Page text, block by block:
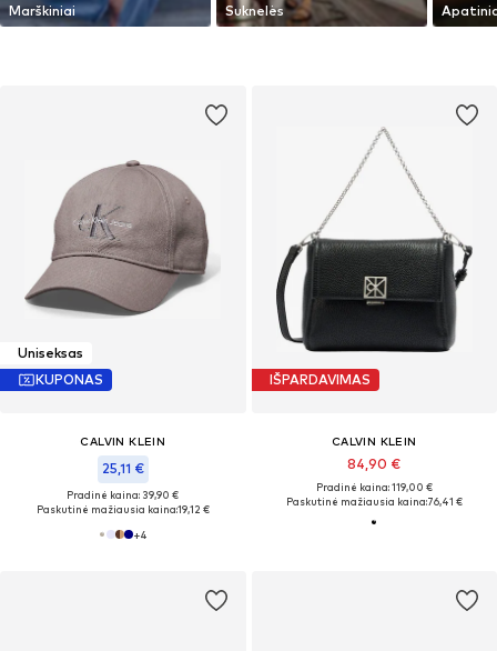
Marškiniai Suknelės
Uniseksas
KUPONAS
CALVIN KLEIN
25,11 €
Pradinė kaina: 39,90 €
Paskutinė mažiausia kaina:19,12 €
+4
IŠPARDAVIMAS
CALVIN KLEIN
84,90 €
Pradinė kaina: 119,00 €
Paskutinė mažiausia kaina:76,41 €